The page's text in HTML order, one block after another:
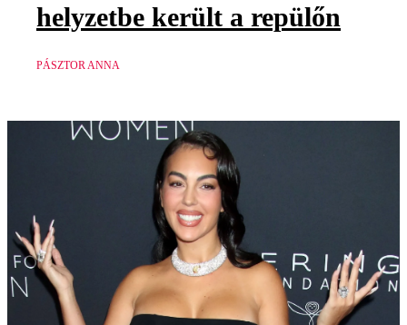
helyzetbe került a repülőn
PÁSZTOR ANNA